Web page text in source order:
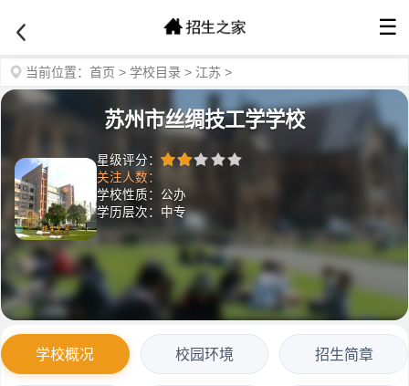
☰
当前位置： 首页 > 学校目录 > 江苏 >
苏州市丝绸技工学学校
星级评分：
关注人数：
学校性质：公办
学历层次：中专
学校概况 校园环境 招生简章